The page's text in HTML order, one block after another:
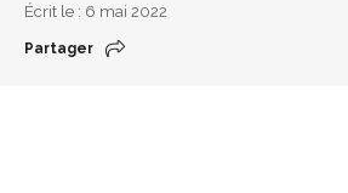
Écrit le : 6 mai 2022
Partager